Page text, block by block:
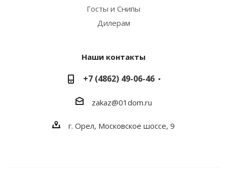
Госты и Снипы
Дилерам
Наши контакты
+7 (4862) 49-06-46
zakaz@01dom.ru
г. Орел, Московское шоссе, 9